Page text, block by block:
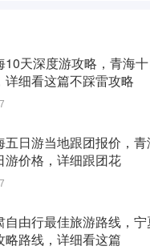
10天深度游攻略，青海
详细看这篇不踩雷攻略
五日游当地跟团报价，
游价格，详细跟团花
自由行最佳旅游路线，
略路线，详细看这篇